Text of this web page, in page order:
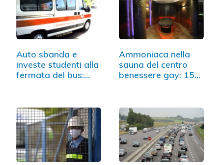
Auto sbanda e
investe studenti alla
fermata del bus:…
Ammoniaca nella
sauna del centro
benessere gay: 15…